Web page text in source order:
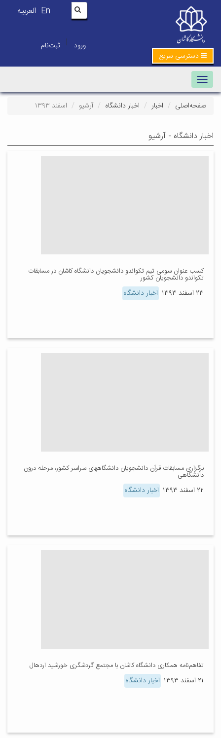
En العربیه
ورود | ثبت‌نام
دسترسی سریع
Toggle navigation
صفحه‌اصلی اخبار اخبار دانشگاه آرشیو اسفند ۱۳۹۳
اخبار دانشگاه - آرشیو
کسب عنوان سومی تیم تکواندو دانشجویان دانشگاه کاشان در مسابقات
تکواندو دانشجویان کشور
۲۳ اسفند ۱۳۹۳ اخبار دانشگاه
برگزاری مسابقات قرآن دانشجویان دانشگاههای سراسر کشور، مرحله درون
دانشگاهی
۲۲ اسفند ۱۳۹۳ اخبار دانشگاه
تفاهم‌نامه همکاری دانشگاه کاشان با مجتمع گردشگری خورشید اردهال
۲۱ اسفند ۱۳۹۳ اخبار دانشگاه